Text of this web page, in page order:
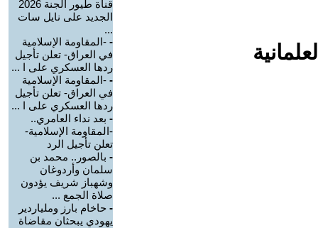
قناة طيور الجنة 2026
الجديد على نايل سات
...
- -المقاومة الإسلامية
في العراق- تعلن تأجيل
ردها العسكري على ا ...
- -المقاومة الإسلامية
في العراق- تعلن تأجيل
ردها العسكري على ا ...
- بعد نداء العامري..
-المقاومة الإسلامية-
تعلن تأجيل الرد
- بالصور.. محمد بن
سلمان وأردوغان
وشهباز شريف يؤدون
صلاة الجمع ...
- حاخام بارز وملياردير
يهودي يبحثان مقاضاة